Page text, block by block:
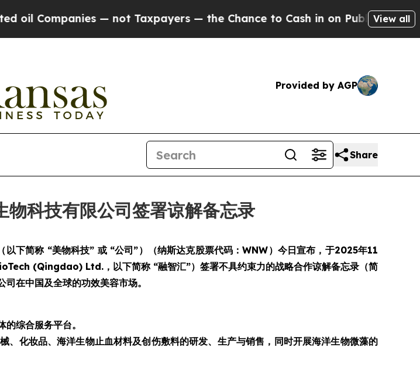
— not Taxpayers — the Chance to Cash in on Publicly Owned oil
View all
Provided by AGP
Share
科技有限公司签署谅解备忘录
简称 “美物科技” 或 “公司”）（纳斯达克股票代码：WNW）今日宣布，于2025年11
(Qingdao) Ltd.，以下简称 “融智汇”）签署不具约束力的战略合作谅解备忘录（简
在中国及全球的功效美容市场。
综合服务平台。
化妆品、海洋生物止血材料及创伤敷料的研发、生产与销售，同时开展海洋生物微藻的